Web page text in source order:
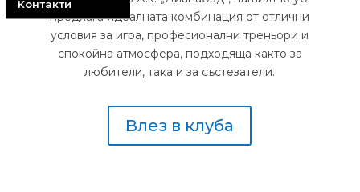
Контакти
предлага идеалната комбинация от отлични
условия за игра, професионални треньори и
спокойна атмосфера, подходяща както за
любители, така и за състезатели.
Влез в клуба